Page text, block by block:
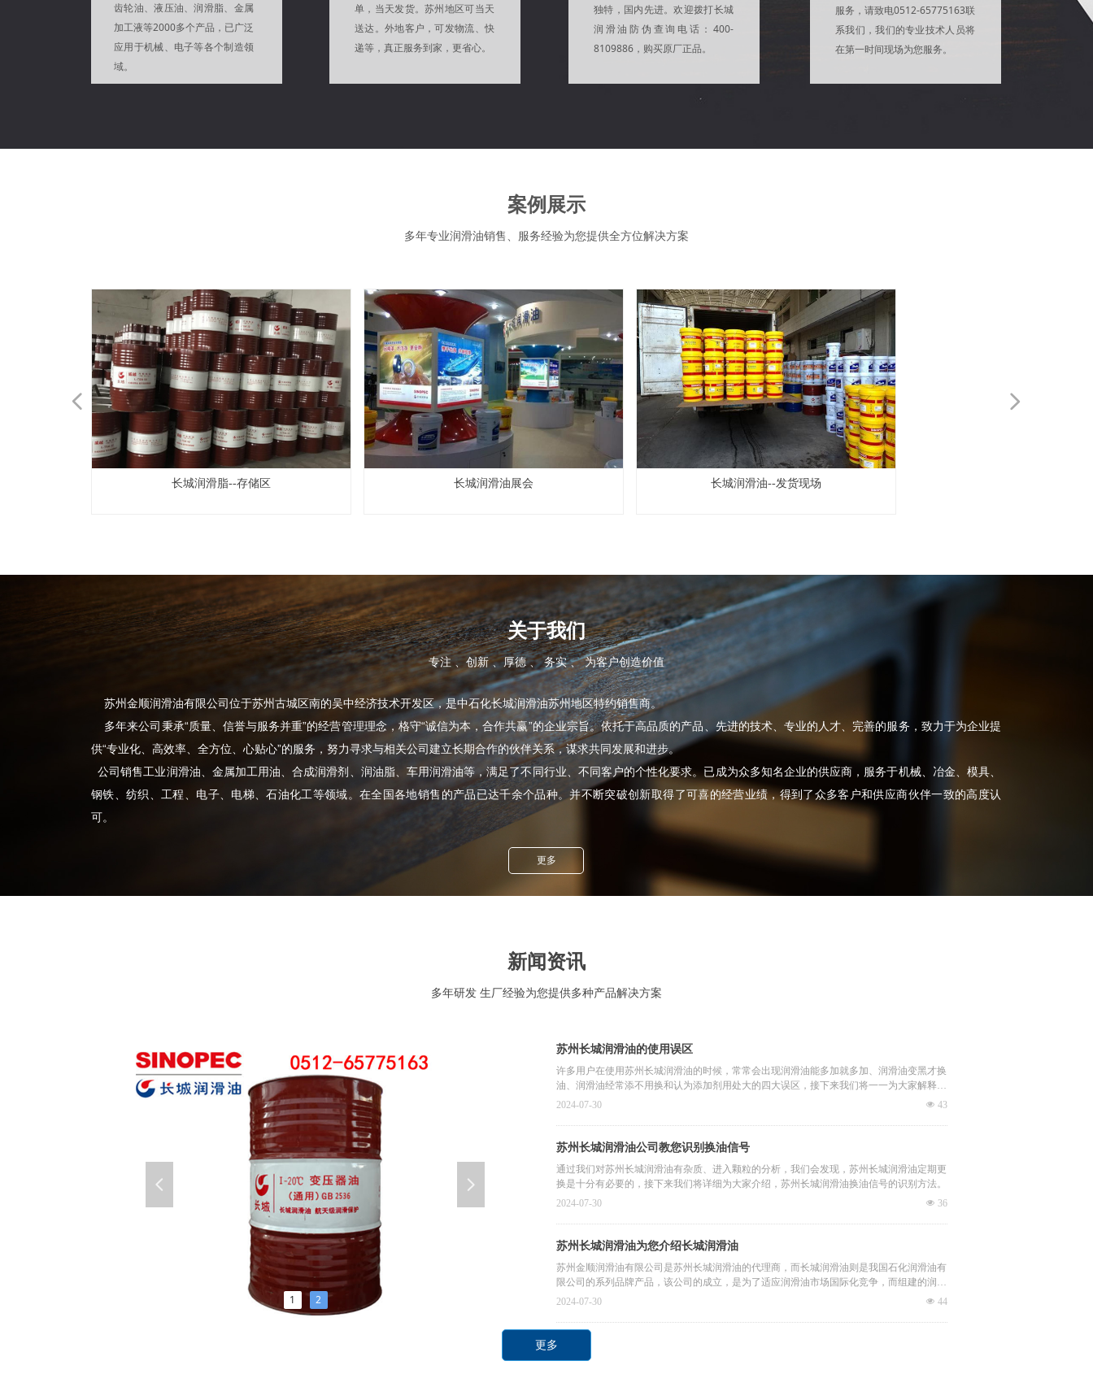
1 2
넳 넲
苏州长城润滑油的使用误区
许多用户在使用苏州长城润滑油的时候，常常会出现润滑油能多加就多加、润滑油变黑才换
油、润滑油经常添不用换和认为添加剂用处大的四大误区，接下来我们将一一为大家解释这
四大误区的原因及坏处。
넶 43
2024-07-30
苏州长城润滑油公司教您识别换油信号
通过我们对苏州长城润滑油有杂质、进入颗粒的分析，我们会发现，苏州长城润滑油定期更
换是十分有必要的，接下来我们将详细为大家介绍，苏州长城润滑油换油信号的识别方法。
넶 36
2024-07-30
苏州长城润滑油为您介绍长城润滑油
苏州金顺润滑油有限公司是苏州长城润滑油的代理商，而长城润滑油则是我国石化润滑油有
限公司的系列品牌产品，该公司的成立，是为了适应润滑油市场国际化竞争，而组建的润滑
油公司，集润滑油生产、研发、储运、销售、服务于一体，是亚洲众所周知的润滑油产销集
넶 44
2024-07-30
新闻资讯
多年研发 生厂经验为您提供多种产品解决方案
更多
齿轮油、液压油、润滑脂、金属
加工液等2000多个产品，已广泛
应用于机械、电子等各个制造领
域。
单，当天发货。苏州地区可当天
送达。外地客户，可发物流、快
递等，真正服务到家，更省心。
独特，国内先进。欢迎拨打长城
润滑油防伪查询电话：400-
8109886，购买原厂正品。
服务，请致电0512-65775163联
系我们，我们的专业技术人员将
在第一时间现场为您服务。
案例展示
多年专业润滑油销售、服务经验为您提供全方位解决方案
长城润滑脂--存储区 长城润滑油展会 长城润滑油--发货现场
넳 넲
关于我们
专注 、创新 、厚德 、 务实 、 为客户创造价值
苏州金顺润滑油有限公司位于苏州古城区南的吴中经济技术开发区，是中石化长城润滑油苏州地区特约销售商。
多年来公司秉承“质量、信誉与服务并重”的经营管理理念，格守“诚信为本，合作共赢”的企业宗旨。依托于高品质的产品、先进的技术、专业的人才、完善的服务，致力于为企业提
供“专业化、高效率、全方位、心贴心”的服务，努力寻求与相关公司建立长期合作的伙伴关系，谋求共同发展和进步。
公司销售工业润滑油、金属加工用油、合成润滑剂、润油脂、车用润滑油等，满足了不同行业、不同客户的个性化要求。已成为众多知名企业的供应商，服务于机械、冶金、模具、
钢铁、纺织、工程、电子、电梯、石油化工等领域。在全国各地销售的产品已达千余个品种。并不断突破创新取得了可喜的经营业绩，得到了众多客户和供应商伙伴一致的高度认
可。
更多